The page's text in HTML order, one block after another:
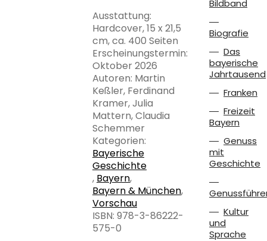
Ausstattung:
Hardcover, 15 x 21,5
cm, ca. 400 Seiten
Erscheinungstermin:
Oktober 2026
Autoren: Martin
Keßler, Ferdinand
Kramer, Julia
Mattern, Claudia
Schemmer
Kategorien:
Bayerische
Geschichte
, Bayern,
Bayern & München,
Vorschau
ISBN: 978-3-86222-
575-0
Bildband
Biografie
Das
bayerische
Jahrtausend
Franken
Freizeit
Bayern
Genuss
mit
Geschichte
Kultur
und
Sprache